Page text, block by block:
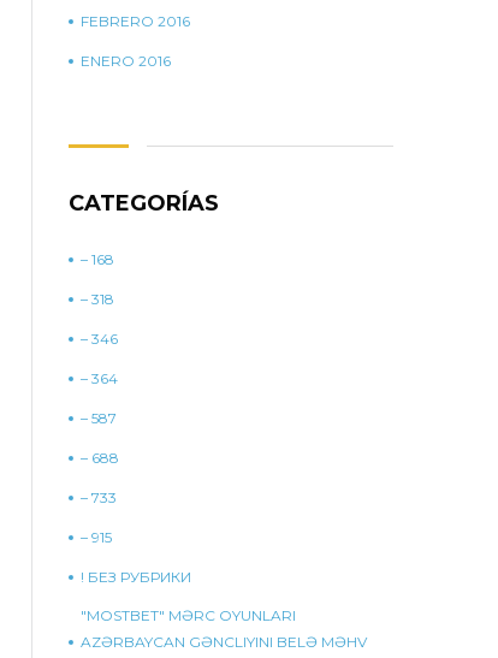
FEBRERO 2016
ENERO 2016
CATEGORÍAS
– 168
– 318
– 346
– 364
– 587
– 688
– 733
– 915
! БЕЗ РУБРИКИ
"MOSTBET" MƏRC OYUNLARI
AZƏRBAYCAN GƏNCLIYINI BELƏ MƏHV